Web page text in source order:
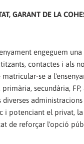
GARANT DE LA
engeguem
contactes i als
se a
secundària, FP,
i potenciant el privat, la
de reforçar l'opció